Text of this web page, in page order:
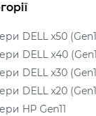
DELL x50
DELL x40
DELL x30
DELL x20
HP Gen11